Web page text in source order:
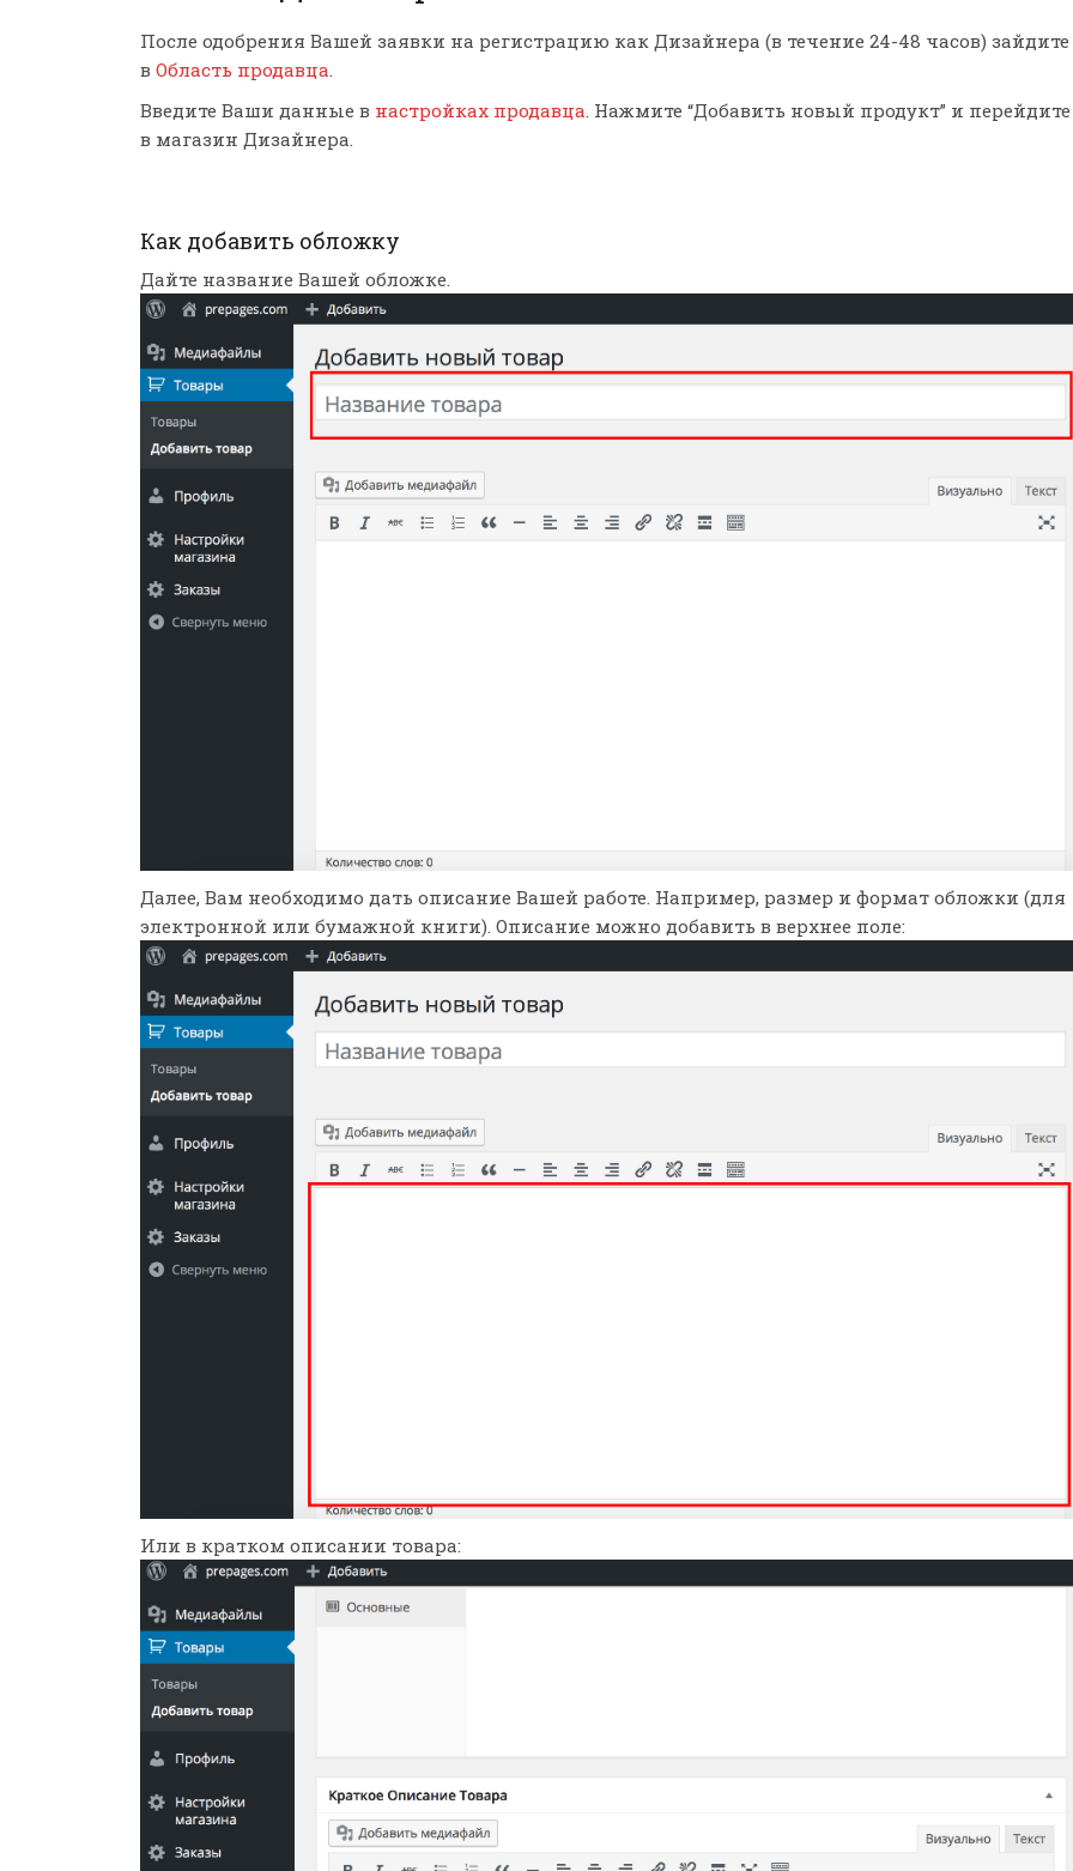
После одобрения Вашей заявки на регистрацию как Дизайнера (в течение 24-48 часов) зайдите
в Область продавца
Введите Ваши данные в настройках продавца . Нажмите “Добавить новый продукт” и перейдите
в магазин Дизайнера.
Как добавить обложку
Дайте название Вашей обложке.
Далее, Вам необходимо дать описание Вашей работе. Например, размер и формат обложки (для
электронной или бумажной книги). Описание можно добавить в верхнее поле:
Или в кратком описании товара: